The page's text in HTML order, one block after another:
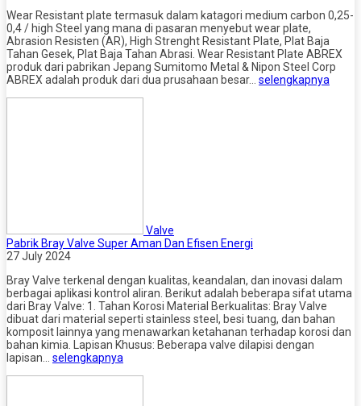
Wear Resistant plate termasuk dalam katagori medium carbon 0,25-
0,4 / high Steel yang mana di pasaran menyebut wear plate,
Abrasion Resisten (AR), High Strenght Resistant Plate, Plat Baja
Tahan Gesek, Plat Baja Tahan Abrasi. Wear Resistant Plate ABREX
produk dari pabrikan Jepang Sumitomo Metal & Nipon Steel Corp
ABREX adalah produk dari dua prusahaan besar… selengkapnya
Valve
Pabrik Bray Valve Super Aman Dan Efisen Energi
27 July 2024
Bray Valve terkenal dengan kualitas, keandalan, dan inovasi dalam
berbagai aplikasi kontrol aliran. Berikut adalah beberapa sifat utama
dari Bray Valve: 1. Tahan Korosi Material Berkualitas: Bray Valve
dibuat dari material seperti stainless steel, besi tuang, dan bahan
komposit lainnya yang menawarkan ketahanan terhadap korosi dan
bahan kimia. Lapisan Khusus: Beberapa valve dilapisi dengan
lapisan… selengkapnya